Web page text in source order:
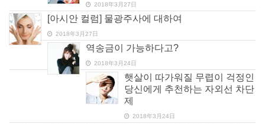
2018年3月27日
[아시안 컬럼] 물광주사에 대하여
2018年3月27日
역송금이 가능하다고?
2018年3月24日
햇살이 따가워질 무렵이 걱정인
당신에게 추천하는 자외선 차단
제
2018年3月24日